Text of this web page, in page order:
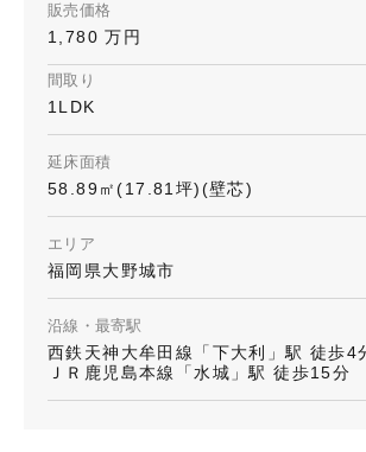
販売価格
1,780 万円
間取り
1LDK
延床面積
58.89㎡(17.81坪)(壁芯)
エリア
福岡県大野城市
沿線・最寄駅
西鉄天神大牟田線「下大利」駅 徒歩4
ＪＲ鹿児島本線「水城」駅 徒歩15分